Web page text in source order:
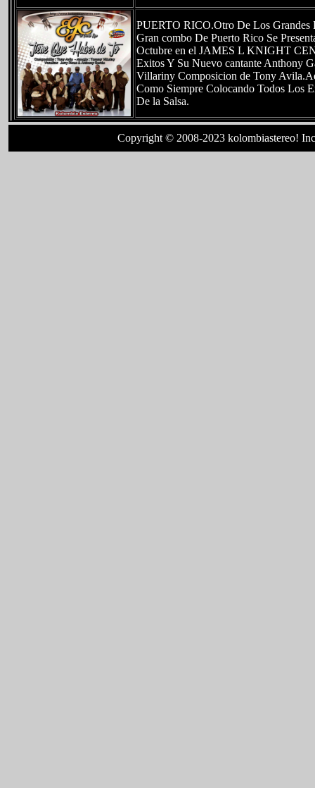
PUERTO RICO.Otro De Los Grandes
Gran combo De Puerto Rico Se
Octubre en el JAMES L KNIGHT
Exitos Y Su Nuevo cantante Anthony
Villariny Composicion de Tony
Como Siempre Colocando Todos Los
De la Salsa.
Copyright © 2008-2023 kolombiastereo!